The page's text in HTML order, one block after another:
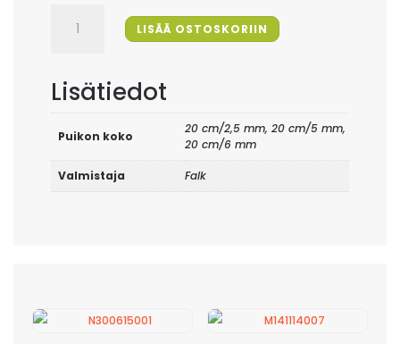
BambusukkapuikotLISÄÄ OSTOSKORIIN
Lisätiedot
Puikon koko
20 cm/2,5 mm, 20 cm/5 mm,
20 cm/6 mm
Valmistaja Falk